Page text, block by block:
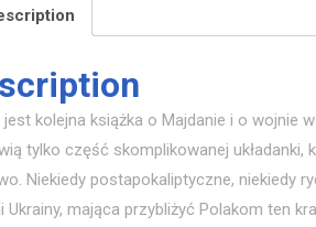
jest kolejna książka o Majdanie i o wojnie
tylko część skomplikowanej
Niekiedy postapokaliptyczne, niekiedy
Ukrainy, mająca przybliżyć Polakom ten